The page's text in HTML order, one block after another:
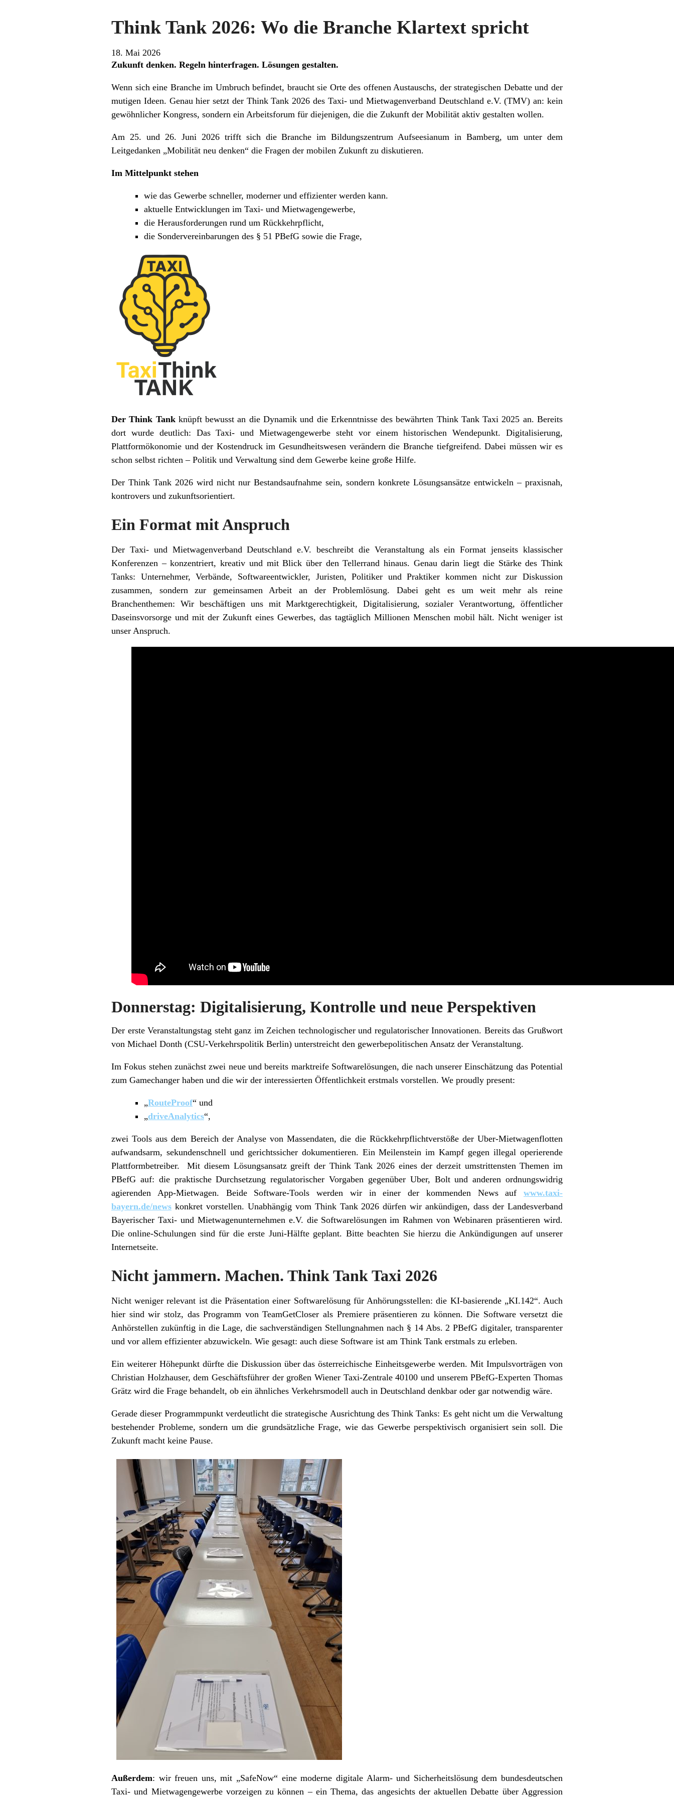
Think Tank 2026: Wo die Branche Klartext spricht
18. Mai 2026
Zukunft denken. Regeln hinterfragen. Lösungen gestalten.
Wenn sich eine Branche im Umbruch befindet, braucht sie Orte des offenen Austauschs, der strategischen Debatte und der
mutigen Ideen. Genau hier setzt der Think Tank 2026 des Taxi- und Mietwagenverband Deutschland e.V. (TMV) an: kein
gewöhnlicher Kongress, sondern ein Arbeitsforum für diejenigen, die die Zukunft der Mobilität aktiv gestalten wollen.
Am 25. und 26. Juni 2026 trifft sich die Branche im Bildungszentrum Aufseesianum in Bamberg, um unter dem
Leitgedanken „Mobilität neu denken“ die Fragen der mobilen Zukunft zu diskutieren.
Im Mittelpunkt stehen
wie das Gewerbe schneller, moderner und effizienter werden kann.
aktuelle Entwicklungen im Taxi- und Mietwagengewerbe,
die Herausforderungen rund um Rückkehrpflicht,
die Sondervereinbarungen des § 51 PBefG sowie die Frage,
Der Think Tank knüpft bewusst an die Dynamik und die Erkenntnisse des bewährten Think Tank Taxi 2025 an. Bereits
dort wurde deutlich: Das Taxi- und Mietwagengewerbe steht vor einem historischen Wendepunkt. Digitalisierung,
Plattformökonomie und der Kostendruck im Gesundheitswesen verändern die Branche tiefgreifend. Dabei müssen wir es
schon selbst richten – Politik und Verwaltung sind dem Gewerbe keine große Hilfe.
Der Think Tank 2026 wird nicht nur Bestandsaufnahme sein, sondern konkrete Lösungsansätze entwickeln – praxisnah,
kontrovers und zukunftsorientiert.
Ein Format mit Anspruch
Der Taxi- und Mietwagenverband Deutschland e.V. beschreibt die Veranstaltung als ein Format jenseits klassischer
Konferenzen – konzentriert, kreativ und mit Blick über den Tellerrand hinaus. Genau darin liegt die Stärke des Think
Tanks: Unternehmer, Verbände, Softwareentwickler, Juristen, Politiker und Praktiker kommen nicht zur Diskussion
zusammen, sondern zur gemeinsamen Arbeit an der Problemlösung. Dabei geht es um weit mehr als reine
Branchenthemen: Wir beschäftigen uns mit Marktgerechtigkeit, Digitalisierung, sozialer Verantwortung, öffentlicher
Daseinsvorsorge und mit der Zukunft eines Gewerbes, das tagtäglich Millionen Menschen mobil hält. Nicht weniger ist
unser Anspruch.
Donnerstag: Digitalisierung, Kontrolle und neue Perspektiven
Der erste Veranstaltungstag steht ganz im Zeichen technologischer und regulatorischer Innovationen. Bereits das Grußwort
von Michael Donth (CSU-Verkehrspolitik Berlin) unterstreicht den gewerbepolitischen Ansatz der Veranstaltung.
Im Fokus stehen zunächst zwei neue und bereits marktreife Softwarelösungen, die nach unserer Einschätzung das Potential
zum Gamechanger haben und die wir der interessierten Öffentlichkeit erstmals vorstellen. We proudly present:
„RouteProof“ und
„driveAnalytics“,
zwei Tools aus dem Bereich der Analyse von Massendaten, die die Rückkehrpflichtverstöße der Uber-Mietwagenflotten
aufwandsarm, sekundenschnell und gerichtssicher dokumentieren. Ein Meilenstein im Kampf gegen illegal operierende
Plattformbetreiber. Mit diesem Lösungsansatz greift der Think Tank 2026 eines der derzeit umstrittensten Themen im
PBefG auf: die praktische Durchsetzung regulatorischer Vorgaben gegenüber Uber, Bolt und anderen ordnungswidrig
agierenden App-Mietwagen. Beide Software-Tools werden wir in einer der kommenden News auf
www.taxi-
bayern.de/news konkret vorstellen. Unabhängig vom Think Tank 2026 dürfen wir ankündigen, dass der Landesverband
Bayerischer Taxi- und Mietwagenunternehmen e.V. die Softwarelösungen im Rahmen von Webinaren präsentieren wird.
Die online-Schulungen sind für die erste Juni-Hälfte geplant. Bitte beachten Sie hierzu die Ankündigungen auf unserer
Internetseite.
Nicht jammern. Machen. Think Tank Taxi 2026
Nicht weniger relevant ist die Präsentation einer Softwarelösung für Anhörungsstellen: die KI-basierende „KI.142“. Auch
hier sind wir stolz, das Programm von TeamGetCloser als Premiere präsentieren zu können. Die Software versetzt die
Anhörstellen zukünftig in die Lage, die sachverständigen Stellungnahmen nach § 14 Abs. 2 PBefG digitaler, transparenter
und vor allem effizienter abzuwickeln. Wie gesagt: auch diese Software ist am Think Tank erstmals zu erleben.
Ein weiterer Höhepunkt dürfte die Diskussion über das österreichische Einheitsgewerbe werden. Mit Impulsvorträgen von
Christian Holzhauser, dem Geschäftsführer der großen Wiener Taxi-Zentrale 40100 und unserem PBefG-Experten Thomas
Grätz wird die Frage behandelt, ob ein ähnliches Verkehrsmodell auch in Deutschland denkbar oder gar notwendig wäre.
Gerade dieser Programmpunkt verdeutlicht die strategische Ausrichtung des Think Tanks: Es geht nicht um die Verwaltung
bestehender Probleme, sondern um die grundsätzliche Frage, wie das Gewerbe perspektivisch organisiert sein soll. Die
Zukunft macht keine Pause.
Außerdem: wir freuen uns, mit „SafeNow“ eine moderne digitale Alarm- und Sicherheitslösung dem bundesdeutschen
Taxi- und Mietwagengewerbe vorzeigen zu können – ein Thema, das angesichts der aktuellen Debatte über Aggression